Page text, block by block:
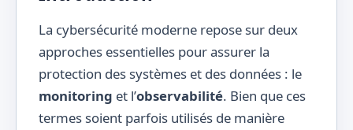
La cybersécurité moderne repose sur deux
approches essentielles pour assurer la
protection des systèmes et des données : le
monitoring et l’observabilité. Bien que ces
termes soient parfois utilisés de manière